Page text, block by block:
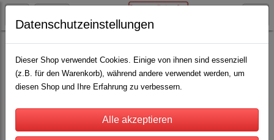
Rinderhaltung Enthornungsgeräte(4)
Datenschutzeinstellungen
Dieser Shop verwendet Cookies. Einige von ihnen sind essenziell
(z.B. für den Warenkorb), während andere verwendet werden, um
diesen Shop und Ihre Erfahrung zu verbessern.